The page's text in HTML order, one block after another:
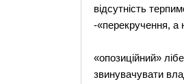
відсутність
-«перекручення, а
«опозиційний»
звинувачувати